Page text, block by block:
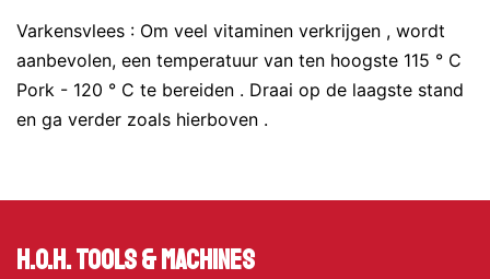
Varkensvlees : Om veel vitaminen verkrijgen , wordt
aanbevolen, een temperatuur van ten hoogste 115 ° C
Pork - 120 ° C te bereiden . Draai op de laagste stand
en ga verder zoals hierboven .
H.O.H. Tools & Machines